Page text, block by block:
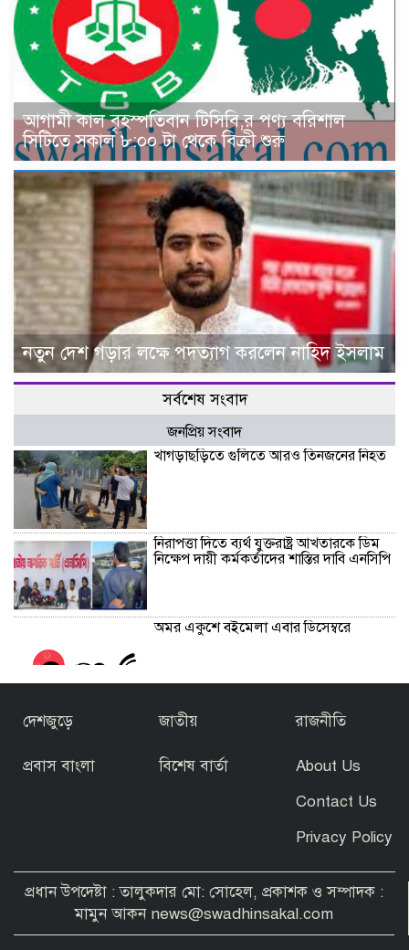
আগামী কাল বৃহস্পতিবান টিসিবি,র পণ্য বরিশাল
সিটিতে সকাল ৮:০০ টা থেকে বিক্রী শুরু
নতুন দেশ গড়ার লক্ষে পদত্যাগ করলেন নাহিদ ইসলাম
সর্বশেষ সংবাদ
জনপ্রিয় সংবাদ
খাগড়াছড়িতে গুলিতে আরও তিনজনের নিহত
নিরাপত্তা দিতে ব্যর্থ যুক্তরাষ্ট্র আখতারকে ডিম
নিক্ষেপ দায়ী কর্মকর্তাদের শাস্তির দাবি এনসিপি
অমর একুশে বইমেলা এবার ডিসেম্বরে
সাবেক অতিরিক্ত আইজিপি শামসুদ্দোহা
দলিল লাগবে
দেশজুড়ে জাতীয় রাজনীতি
প্রবাস বাংলা বিশেষ বার্তা
About Us
Contact Us
Privacy Policy
প্রধান উপদেষ্টা : তালুকদার মো: সোহেল, প্রকাশক ও সম্পাদক :
মামুন আকন news@swadhinsakal.com